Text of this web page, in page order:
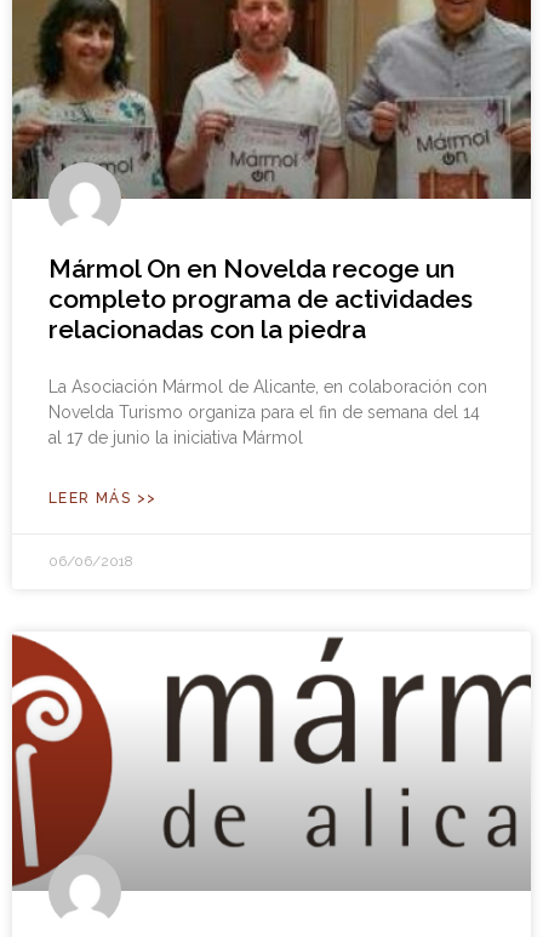
Mármol On en Novelda recoge un
completo programa de actividades
relacionadas con la piedra
La Asociación Mármol de Alicante, en colaboración con
Novelda Turismo organiza para el fin de semana del 14
al 17 de junio la iniciativa Mármol
LEER MÁS >>
06/06/2018